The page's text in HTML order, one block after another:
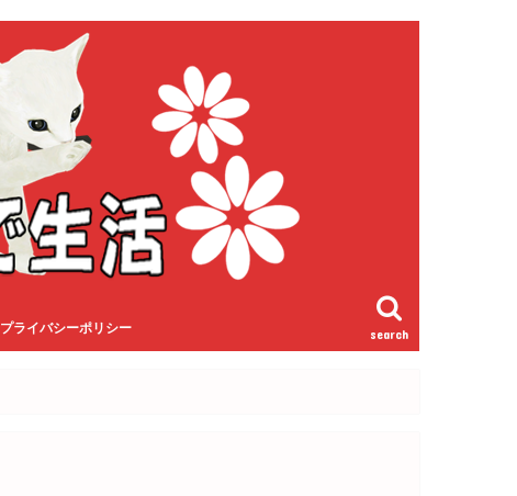
search
プライバシーポリシー